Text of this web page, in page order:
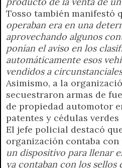
Tosso también manifestó
operaban era en una
aprovechando algunos
ponían el aviso en los
automáticamente esos
vendidos a
Asimismo, a la
secuestraron armas de
de propiedad automotor
patentes y cédulas verdes
El jefe policial destacó
organización contaba con
un dispositivo para llenar
ya contaban con los sellos